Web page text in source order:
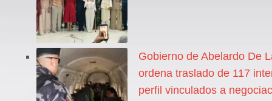
Gobierno de Abelardo De
ordena traslado de 117
perfil vinculados a